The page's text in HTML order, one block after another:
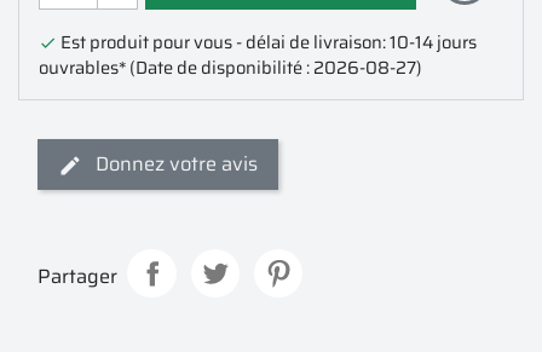
 Est produit pour vous - délai de livraison: 10-14 jours
ouvrables*(Date de disponibilité : 2026-08-27)
Donnez votre avis
Partager